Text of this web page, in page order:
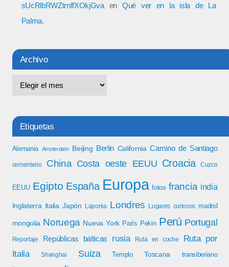
sUcRlbRWZtrnffXOkjGvaen Qué ver en la isla de La
Palma.
Archivo
Etiquetas
Alemania Amsterdam Beijing Berlin California Camino de Santiago
cementerio China Costa oeste EEUU Croacia Cuzco
EEUU Egipto España Europa fotos francia india
Inglaterra Italia Japón Laponia Londres Lugares curiosos madrid
mongolia Noruega Nueva York París Pekin Perú Portugal
Reportaje Repúblicas bálticas rusia Ruta en coche
Ruta por
Italia
Shanghai Suiza Templo Toscana transiberiano